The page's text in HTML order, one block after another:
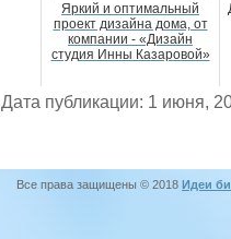
Яркий и оптимальный
проект дизайна дома, от
компании - «Дизайн
студия Инны Казаровой»
Дата публикации: 1 июня,
Все права защищены © 2018 Идеи